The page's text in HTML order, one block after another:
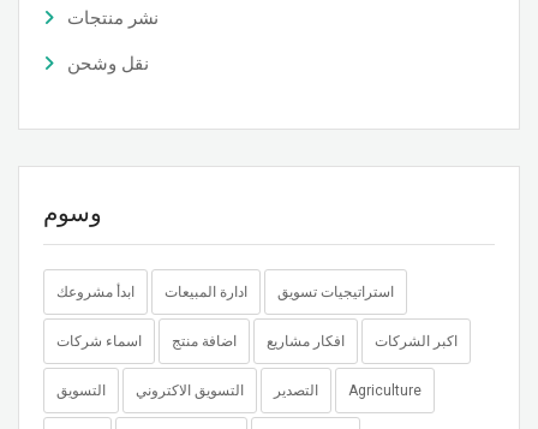
نشر منتجات
نقل وشحن
وسوم
ابدأ مشروعك ادارة المبيعات استراتيجيات تسويق
اسماء شركات اضافة منتج افكار مشاريع اكبر الشركات
التسويق التسويق الاكتروني التصدير Agriculture